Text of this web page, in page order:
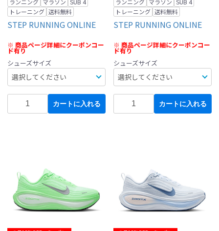
ランニング マラソン SUB 4
トレーニング 送料無料
STEP RUNNING ONLINE
※ 商品ページ詳細にクーポンコー
ド有り
シューズサイズ
カートに入れる
ランニング マラソン SUB 4
トレーニング 送料無料
STEP RUNNING ONLINE
※ 商品ページ詳細にクーポンコー
ド有り
シューズサイズ
カートに入れる